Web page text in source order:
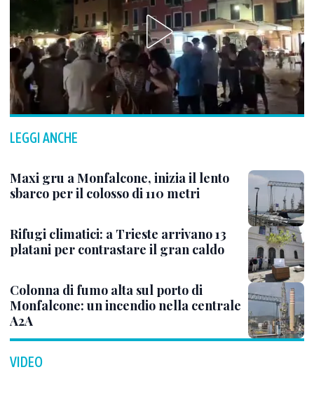
LEGGI ANCHE
Maxi gru a Monfalcone, inizia il lento
sbarco per il colosso di 110 metri
Rifugi climatici: a Trieste arrivano 13
platani per contrastare il gran caldo
Colonna di fumo alta sul porto di
Monfalcone: un incendio nella centrale
A2A
VIDEO